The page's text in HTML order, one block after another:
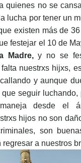
quienes no se
lucha por tener un
existen más de
festejar el 10 de
Madre,y no se
nuestrxs hijxs,
y aunque
seguir luchando,
desde el
hijos no son
son
regresar a nuestros